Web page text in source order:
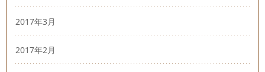
2017年3月
2017年2月